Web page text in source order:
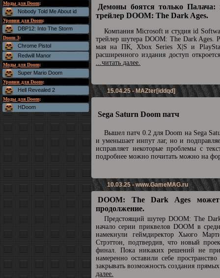
Моды для Doom:
Nobody Told Me About id
Уровни для Doom:
DBP12: Into The Storm
Doom 3:
Chrome Pistol
Redwill Manor
Моды для Doom:
Super Mario Doom
Уровни для Doom:
Hell Revealed 2
Моды для Doom:
HDoom
Демоны боятся только Палача:
трейлер DOOM: The Dark Ages.
Компания Microsoft и студия id
трейлер шутера DOOM: The Dark Ages.
мая на ПК, Xbox Series X|S и
расширенного издания доступ
...читать далее.
15.04.25 - MAZter[iddqd]
Sega Saturn Doom патч
Вышел патч 0.2 для Doom на Sega
и уменьшает инпут лаг, но и
исправляет некоторые проблемы с
подробнее можно почитать можно на
10.03.25 -www.GameMAG.ru
DOOM: The Dark Ages может
продолжение.
Предстоящий шутер DOOM: The
начало серии приквелов DOOM в
намекнули геймдиректор Хьюго
Стрэттон, подтвердив, что новый
финал. Пока никаких решений не
намеренно оставили себе
закрывать возможность создания
далее.